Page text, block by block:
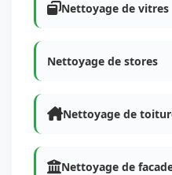
Nettoyage de vitres
Nettoyage de stores
Nettoyage de
Nettoyage de